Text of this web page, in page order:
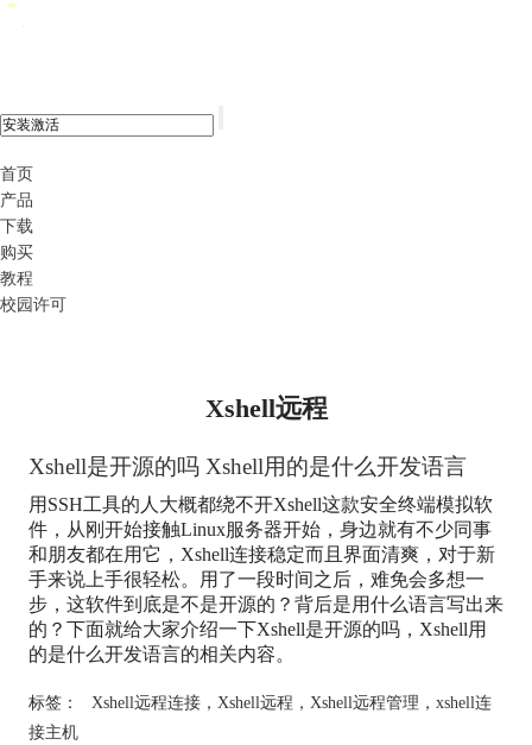
首页
产品
下载
购买
教程
校园许可
Xshell远程
Xshell是开源的吗 Xshell用的是什么开发语言
用SSH工具的人大概都绕不开Xshell这款安全终端模拟软
件，从刚开始接触Linux服务器开始，身边就有不少同事
和朋友都在用它，Xshell连接稳定而且界面清爽，对于新
手来说上手很轻松。用了一段时间之后，难免会多想一
步，这软件到底是不是开源的？背后是用什么语言写出来
的？下面就给大家介绍一下Xshell是开源的吗，Xshell用
的是什么开发语言的相关内容。
标签： Xshell远程连接， Xshell远程 ， Xshell远程管理 ， xshell连
接主机